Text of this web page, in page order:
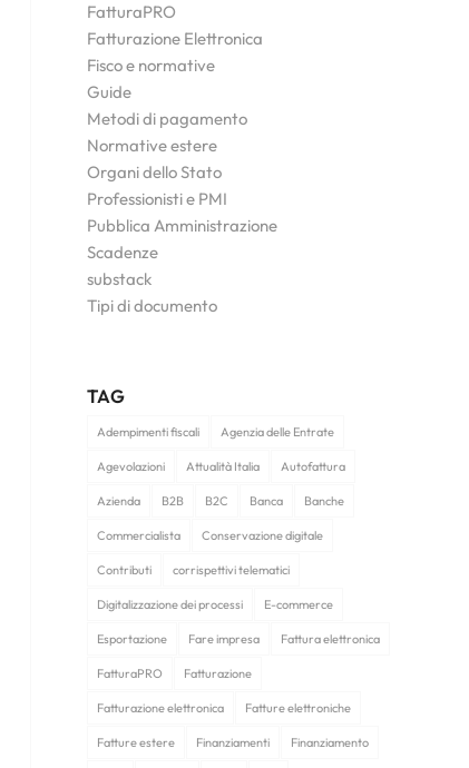
FatturaPRO
Fatturazione Elettronica
Fisco e normative
Guide
Metodi di pagamento
Normative estere
Organi dello Stato
Professionisti e PMI
Pubblica Amministrazione
Scadenze
substack
Tipi di documento
TAG
Adempimenti fiscali Agenzia delle Entrate
Agevolazioni Attualità Italia Autofattura
Azienda B2B B2C Banca Banche
Commercialista Conservazione digitale
Contributi corrispettivi telematici
Digitalizzazione dei processi E-commerce
Esportazione Fare impresa Fattura elettronica
FatturaPRO Fatturazione
Fatturazione elettronica Fatture elettroniche
Fatture estere Finanziamenti Finanziamento